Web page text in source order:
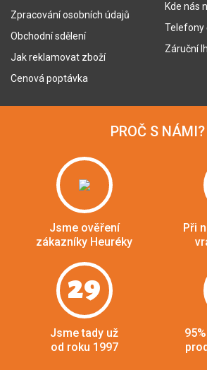
Zpracování osobních údajů
Obchodní sdělení
Jak reklamovat zboží
Cenová poptávka
Kde nás
Telefony
Záruční
PROČ S NÁMI?
Jsme ověření
zákazníky Heuréky
Při
29
Jsme tady už
od roku 1997